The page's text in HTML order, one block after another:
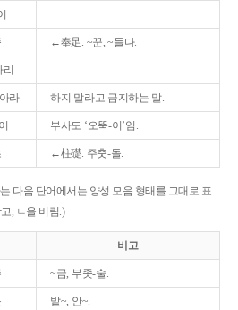
←奉足. ~꾼, ~들다.
라 하지 말라고 금지하는 말.
부사도 ‘오뚝-이’임.
←柱礎. 주춧-돌.
다음 단어에서는 양성 모음 형태를 그대로 표
, ㄴ을 버림.)
비고
~금, 부좃-술.
밭~, 안~.